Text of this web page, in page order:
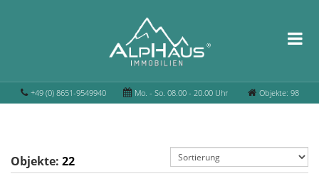
+49 (0) 8651-9549940 Mo. - So. 08.00 - 20.00 Uhr Objekte: 98
Objekte: 22